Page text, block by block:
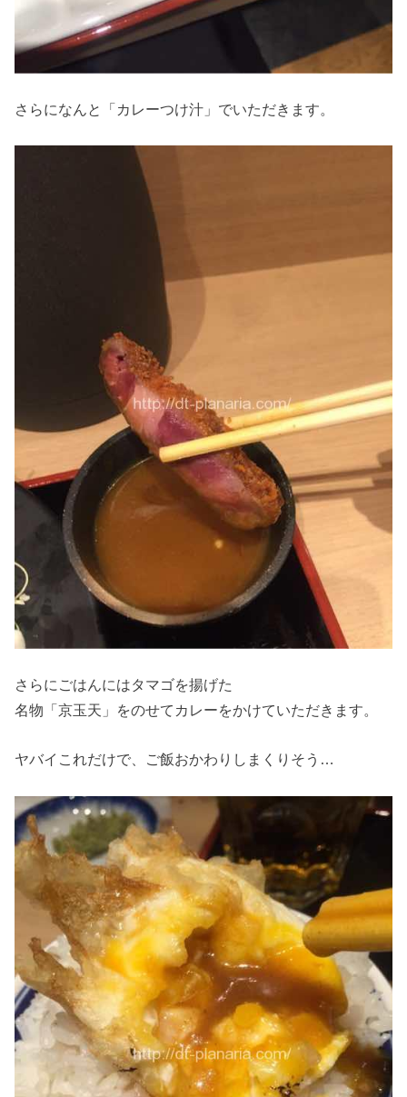
さらになんと「カレーつけ汁」でいただきます。
さらにごはんにはタマゴを揚げた
名物「京玉天」をのせてカレーをかけていただきます。
ヤバイこれだけで、ご飯おかわりしまくりそう…